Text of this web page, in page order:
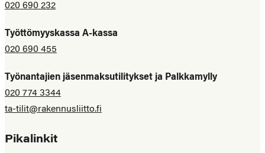
020 690 232
Työttömyyskassa A-kassa
020 690 455
Työnantajien jäsenmaksutilitykset ja Palkkamylly
020 774 3344
ta-tilit@rakennusliitto.fi
Pikalinkit